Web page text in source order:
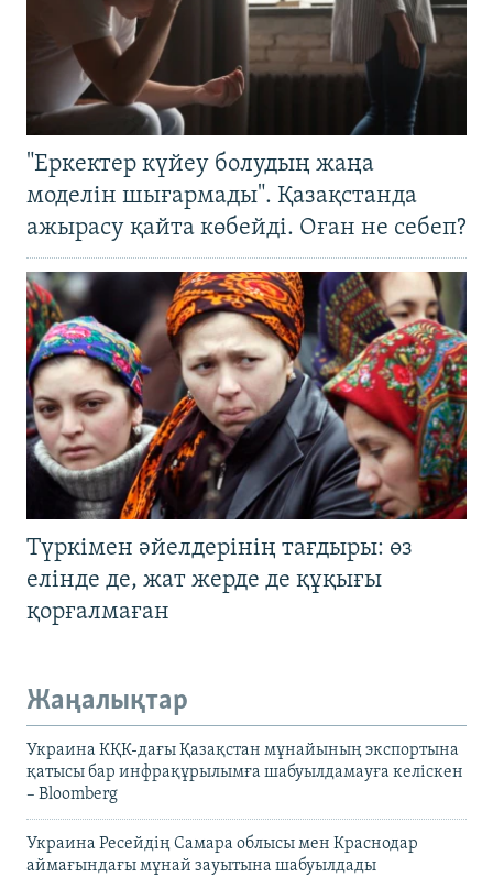
"Еркектер күйеу болудың жаңа
моделін шығармады". Қазақстанда
ажырасу қайта көбейді. Оған не себеп?
Түркімен әйелдерінің тағдыры: өз
елінде де, жат жерде де құқығы
қорғалмаған
Жаңалықтар
Украина КҚК-дағы Қазақстан мұнайының экспортына
қатысы бар инфрақұрылымға шабуылдамауға келіскен
– Bloomberg
Украина Ресейдің Самара облысы мен Краснодар
аймағындағы мұнай зауытына шабуылдады